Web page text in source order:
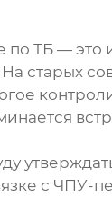
ТБ — это
старых
с ЧПУ-